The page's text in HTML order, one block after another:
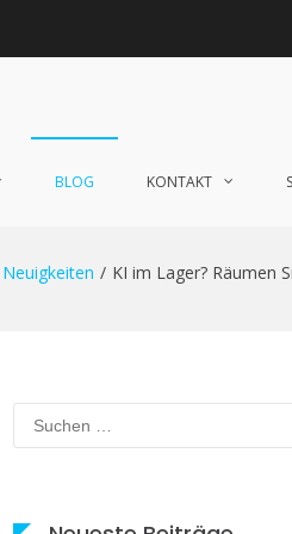
BLOG KONTAKT
Neuigkeiten KI im Lager? Räumen
Suchen
nach: